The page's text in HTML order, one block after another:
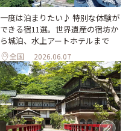
一度は泊まりたい♪ 特別な体験が
できる宿11選。世界遺産の宿坊か
ら城泊、水上アートホテルまで
全国 2026.06.07